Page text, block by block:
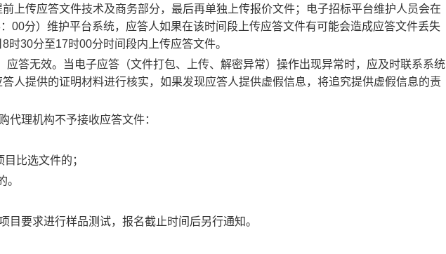
上传应答文件技术及商务部分，最后再单独上传报价文件；电子招标平台维护人员会在
00分）维护平台系统，应答人如果在该时间段上传应答文件有可能会造成应答文件丢失
时30分至17时00分时间段内上传应答文件。
应答无效。当电子应答（文件打包、上传、解密异常）操作出现异常时，应及时联系系统
人提供的证明材料进行核实，如果发现应答人提供虚假信息，将追究提供虚假信息的责
代理机构不予接收应答文件：
比选文件的；
。
目要求进行样品测试，报名截止时间后另行通知。